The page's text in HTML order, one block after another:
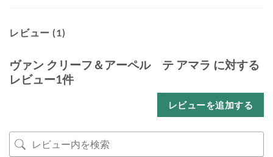
レビュー (1)
ヴァン クリーフ＆アーペル テ アマラ に対する
レビュー1件
レビューを追加する